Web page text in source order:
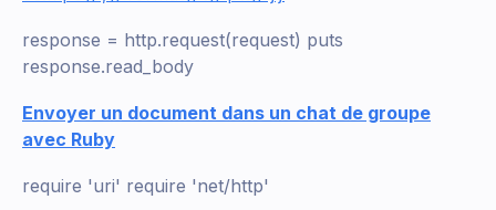
response = http.request(request) puts
response.read_body
Envoyer un document dans un chat de groupe
avec Ruby
require 'uri' require 'net/http'